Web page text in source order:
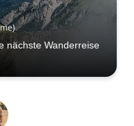
)
nächste Wanderreise